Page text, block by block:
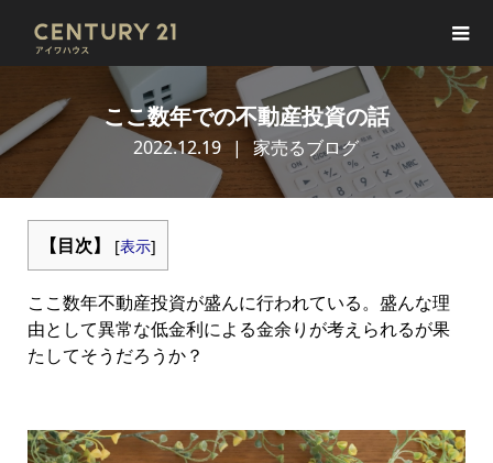
ここ数年での不動産投資の話
2022.12.19 家売るブログ
【目次】 [表示]
ここ数年不動産投資が盛んに行われている。盛んな理
由として異常な低金利による金余りが考えられるが果
たしてそうだろうか？